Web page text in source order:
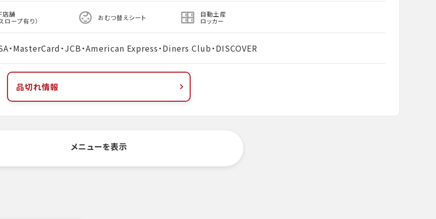
店舗
ロープ有り） おむつ替えシート 自動土産
ロッカー
・MasterCard・JCB・American Express・Diners Club・DISCOVER
品切れ情報
メニューを表示